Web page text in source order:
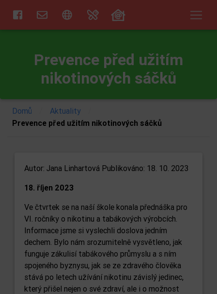
Prevence před užitím
nikotinových sáčků
Domů Aktuality
Prevence před užitím nikotinových sáčků
Autor: Jana Linhartová Publikováno: 18. 10. 2023
18. říjen 2023
Ve čtvrtek se na naší škole konala přednáška pro
VI. ročníky o nikotinu a tabákových výrobcích.
Informace jsme si vyslechli doslova jedním
dechem. Bylo nám srozumitelně vysvětleno, jak
funguje zákulisí tabákového průmyslu a s ním
spojeného byznysu, jak se ze zdravého člověka
stává po letech užívání nikotinu závislý jedinec,
který přišel nejen o své zdraví, ale i o možnost